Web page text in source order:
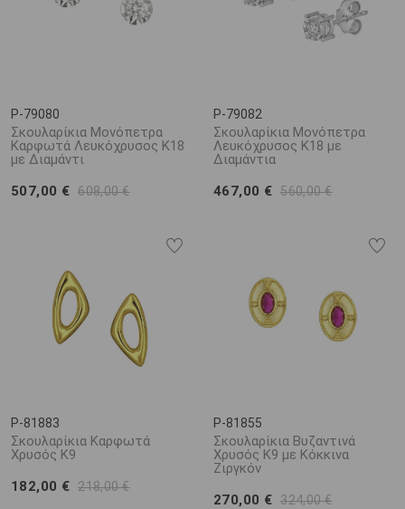
P-79080
Σκουλαρίκια Μονόπετρα
Καρφωτά Λευκόχρυσος K18
με Διαμάντι
507,00 € 608,00 €
P-79082
Σκουλαρίκια Μονόπετρα
Λευκόχρυσος K18 με
Διαμάντια
467,00 € 560,00 €
P-81883
Σκουλαρίκια Καρφωτά
Χρυσός Κ9
182,00 € 218,00 €
P-81855
Σκουλαρίκια Βυζαντινά
Χρυσός Κ9 με Κόκκινα
Ζιργκόν
270,00 € 324,00 €